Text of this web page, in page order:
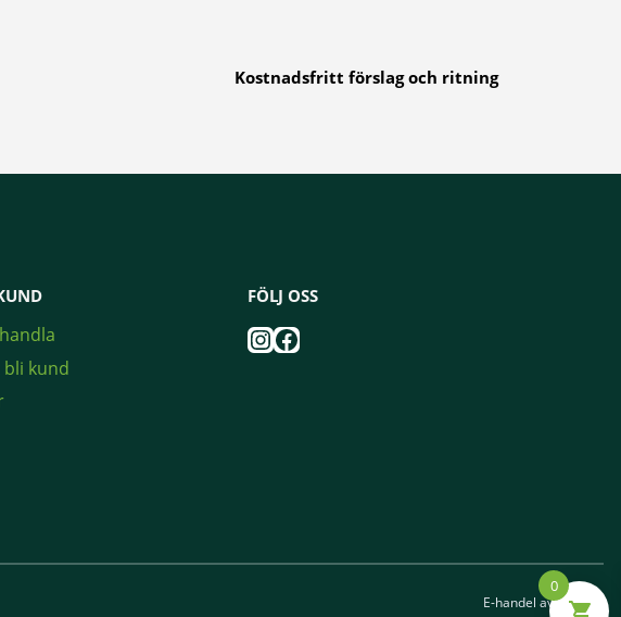
Kostnadsfritt förslag och ritning
kund
FÖLJ OSS
Instagram
Facebook
E-handel avViström
0